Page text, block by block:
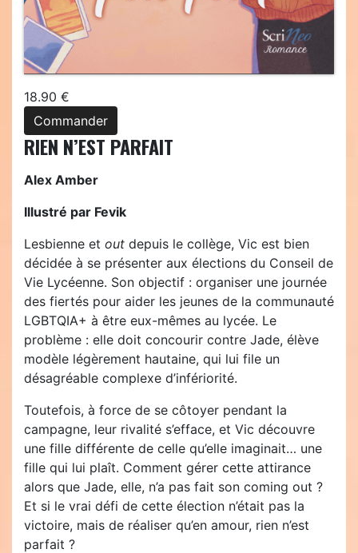
18.90 €
Commander
RIEN N’EST PARFAIT
Alex Amber
Illustré par Fevik
Lesbienne et out depuis le collège, Vic est bien
décidée à se présenter aux élections du Conseil de
Vie Lycéenne. Son objectif : organiser une journée
des fiertés pour aider les jeunes de la communauté
LGBTQIA+ à être eux-mêmes au lycée. Le
problème : elle doit concourir contre Jade, élève
modèle légèrement hautaine, qui lui file un
désagréable complexe d’infériorité.
Toutefois, à force de se côtoyer pendant la
campagne, leur rivalité s’efface, et Vic découvre
une fille différente de celle qu’elle imaginait… une
fille qui lui plaît. Comment gérer cette attirance
alors que Jade, elle, n’a pas fait son coming out ?
Et si le vrai défi de cette élection n’était pas la
victoire, mais de réaliser qu’en amour, rien n’est
parfait ?